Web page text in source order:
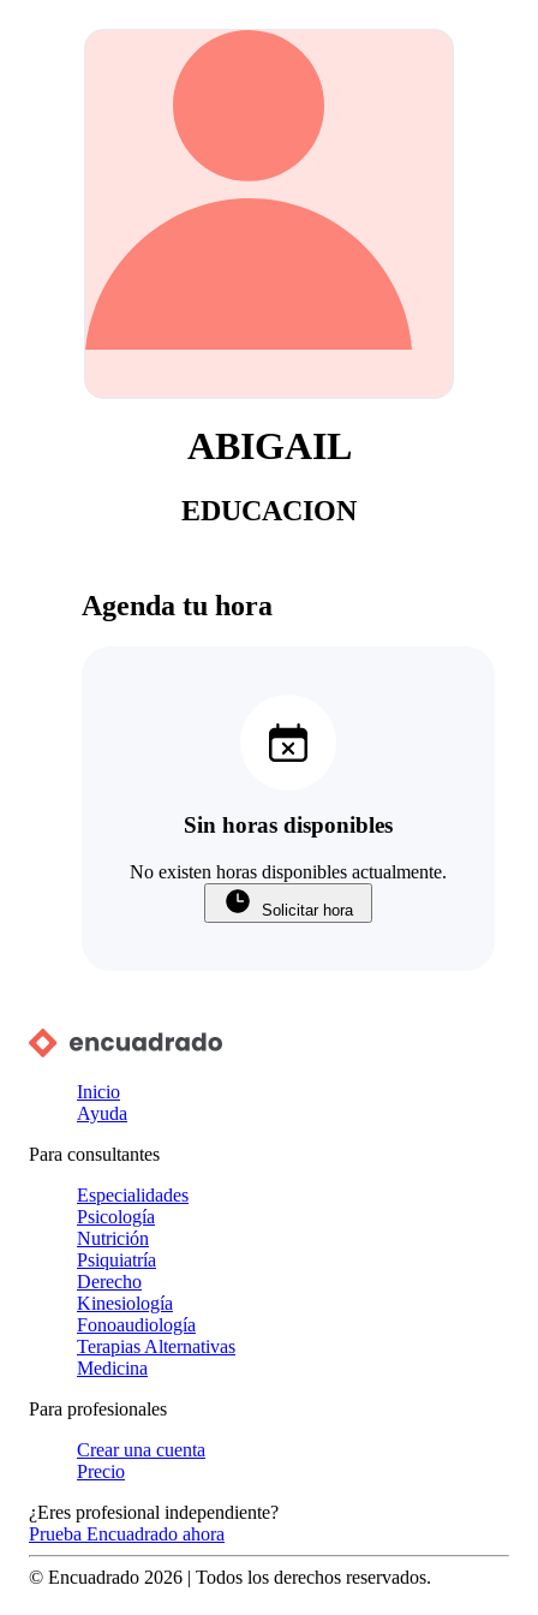
ABIGAIL
EDUCACION
Agenda tu hora
Sin horas disponibles
No existen horas disponibles actualmente.
Solicitar hora
Inicio
Ayuda
Para consultantes
Especialidades
Psicología
Nutrición
Psiquiatría
Derecho
Kinesiología
Fonoaudiología
Terapias Alternativas
Medicina
Para profesionales
Crear una cuenta
Precio
¿Eres profesional independiente?
Prueba Encuadrado ahora
© Encuadrado 2026 | Todos los derechos reservados.